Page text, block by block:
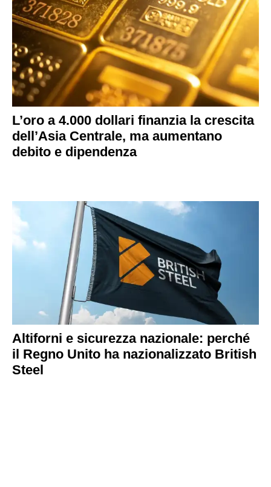
L’oro a 4.000 dollari finanzia la crescita
dell’Asia Centrale, ma aumentano
debito e dipendenza
Altiforni e sicurezza nazionale: perché
il Regno Unito ha nazionalizzato British
Steel